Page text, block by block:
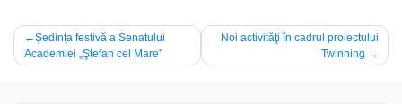
Navigare
în
Şedinţa festivă a Senatului
Academiei „Ştefan cel Mare”
Noi activităţi în cadrul proiectului
Twinning